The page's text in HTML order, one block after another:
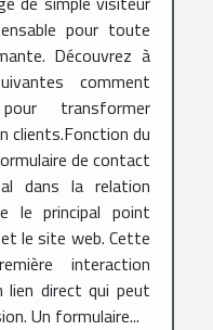
pour toute
Découvrez à
comment
transformer
clients.Fonction du
de contact
dans la relation
le principal point
le site web. Cette
interaction
lien direct qui peut
Un formulaire...